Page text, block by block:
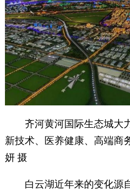
齐河黄河国际生态城大
新技术、医养健康、高端
妍 摄
白云湖近年来的变化源